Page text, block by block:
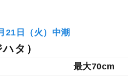
21日（火）中潮
ハタ）
最大70cm